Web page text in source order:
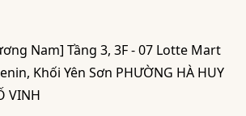
Nam] Tầng 3, 3F - 07 Lotte Mart
Khối Yên Sơn PHƯỜNG HÀ HUY
VINH